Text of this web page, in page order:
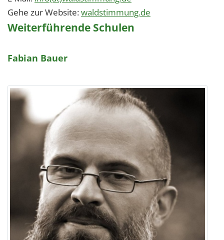
Gehe zur Website:waldstimmung.de
Weiterführende Schulen
Fabian Bauer